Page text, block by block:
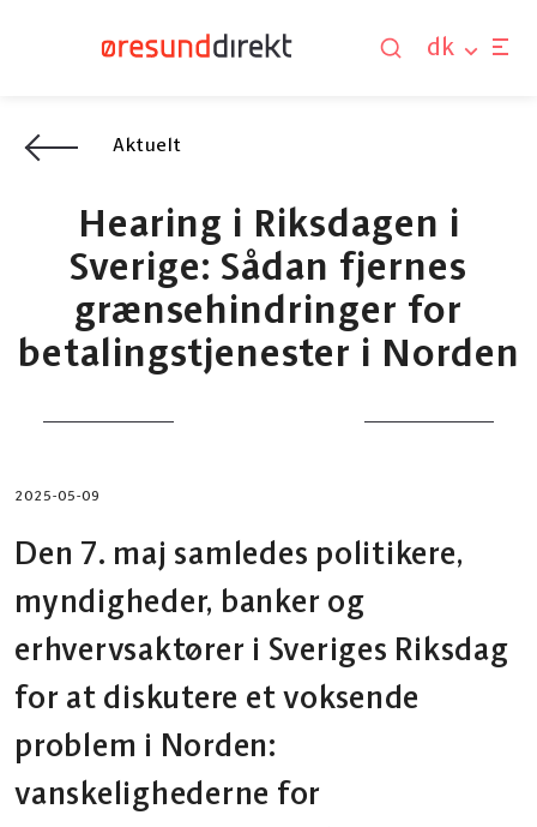
dk
Aktuelt
Hearing i Riksdagen i
Sverige: Sådan fjernes
grænsehindringer for
betalingstjenester i Norden
2025-05-09
Den 7. maj samledes politikere,
myndigheder, banker og
erhvervsaktører i Sveriges Riksdag
for at diskutere et voksende
problem i Norden:
vanskelighederne for